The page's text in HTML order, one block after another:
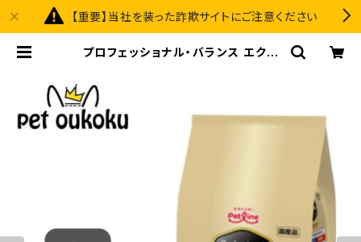
【重要】当社を装った詐欺サイトにご注意ください
プロフェッショナル・バランス エクス
管理用 3kg | pet oukoku premi